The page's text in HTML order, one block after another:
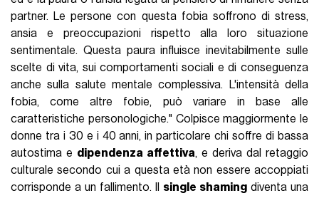
partner. Le persone con questa fobia soffrono di stress,
ansia e preoccupazioni rispetto alla loro situazione
sentimentale. Questa paura influisce inevitabilmente sulle
scelte di vita, sui comportamenti sociali e di conseguenza
anche sulla salute mentale complessiva. L'intensità della
fobia, come altre fobie, può variare in base alle
caratteristiche personologiche." Colpisce maggiormente le
donne tra i 30 e i 40 anni, in particolare chi soffre di bassa
autostima e dipendenza affettiva, e deriva dal retaggio
culturale secondo cui a questa età non essere accoppiati
corrisponde a un fallimento. Il single shaming diventa una